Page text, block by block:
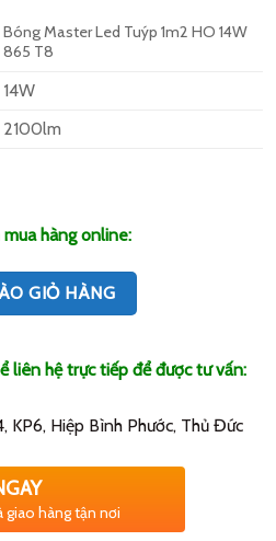
Bóng Master Led Tuýp 1m2 HO 14W
865 T8
14W
2100lm
hàng online:
GIỎ HÀNG
liên hệ trực tiếp để được tư vấn:
KP6, Hiệp Bình Phước, Thủ Đức
giao hàng tận nơi